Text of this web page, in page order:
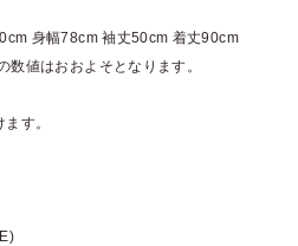
身幅78cm 袖丈50cm 着丈90cm
値はおおよそとなります。
す。